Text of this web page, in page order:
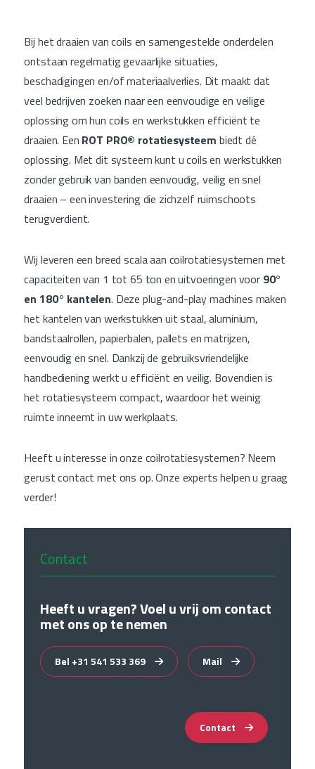
Bij het draaien van coils en samengestelde onderdelen
ontstaan regelmatig gevaarlijke situaties,
beschadigingen en/of materiaalverlies. Dit maakt dat
veel bedrijven zoeken naar een eenvoudige en veilige
oplossing om hun coils en werkstukken efficiënt te
draaien. Een ROT PRO® rotatiesysteem biedt dé
oplossing. Met dit systeem kunt u coils en werkstukken
zonder gebruik van banden eenvoudig, veilig en snel
draaien – een investering die zichzelf ruimschoots
terugverdient.
Wij leveren een breed scala aan coilrotatiesystemen met
capaciteiten van 1 tot 65 ton en uitvoeringen voor 90°
en 180° kantelen. Deze plug-and-play machines maken
het kantelen van werkstukken uit staal, aluminium,
bandstaalrollen, papierbalen, pallets en matrijzen,
eenvoudig en snel. Dankzij de gebruiksvriendelijke
handbediening werkt u efficiënt en veilig. Bovendien is
het rotatiesysteem compact, waardoor het weinig
ruimte inneemt in uw werkplaats.
Heeft u interesse in onze coilrotatiesystemen? Neem
gerust contact met ons op. Onze experts helpen u graag
verder!
Contact
Heeft u vragen? Voel u vrij om contact
met ons op te nemen
Bel +31 541 533 369 Mail
Contact